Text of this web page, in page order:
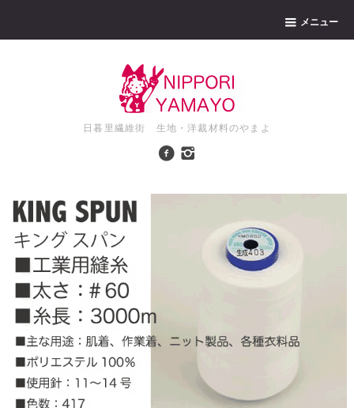
メニュー
日暮里繊維街 生地・洋裁材料のやまよ